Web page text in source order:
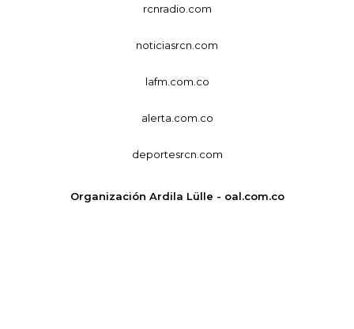
rcnradio.com
noticiasrcn.com
lafm.com.co
alerta.com.co
deportesrcn.com
Organización Ardila Lülle - oal.com.co